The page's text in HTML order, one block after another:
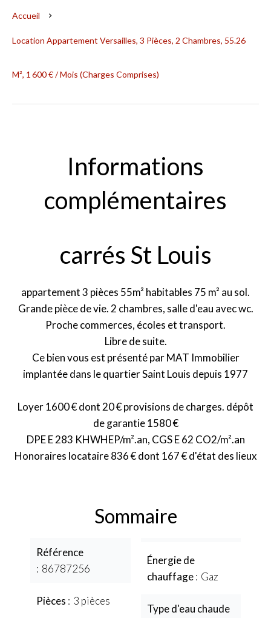
Accueil
Location Appartement Versailles, 3 Pièces, 2 Chambres, 55.26
M², 1 600 € / Mois (Charges Comprises)
Informations
complémentaires
carrés St Louis
appartement 3 pièces 55m² habitables 75 m² au sol.
Grande pièce de vie. 2 chambres, salle d'eau avec wc.
Proche commerces, écoles et transport.
Libre de suite.
Ce bien vous est présenté par MAT Immobilier
implantée dans le quartier Saint Louis depuis 1977
Loyer 1600 € dont 20 € provisions de charges. dépôt
de garantie 1580 €
DPE E 283 KHWHEP/m².an, CGS E 62 CO2/m².an
Honoraires locataire 836 € dont 167 € d'état des lieux
Sommaire
Référence
86787256
Pièces 3 pièces
Énergie de
chauffage
Gaz
Type d'eau chaude